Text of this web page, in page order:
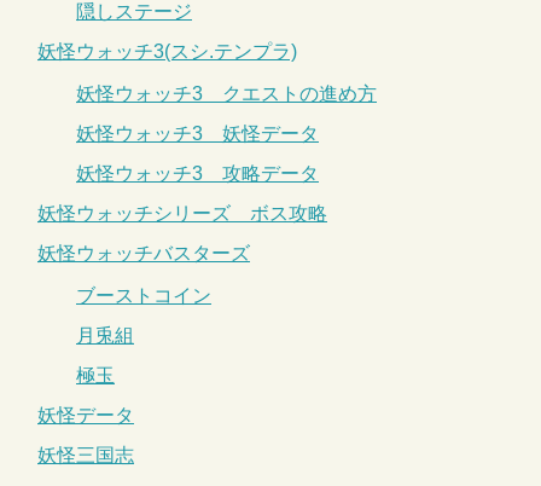
隠しステージ
妖怪ウォッチ3(スシ.テンプラ)
妖怪ウォッチ3 クエストの進め方
妖怪ウォッチ3 妖怪データ
妖怪ウォッチ3 攻略データ
妖怪ウォッチシリーズ ボス攻略
妖怪ウォッチバスターズ
ブーストコイン
月兎組
極玉
妖怪データ
妖怪三国志